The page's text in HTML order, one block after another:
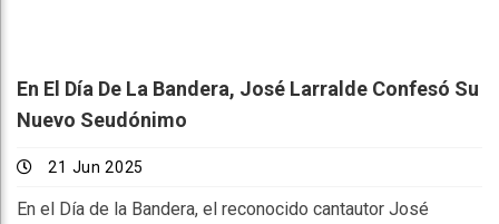
En El Día De La Bandera, José Larralde Confesó Su
Nuevo Seudónimo
21 Jun 2025
En el Día de la Bandera, el reconocido cantautor José